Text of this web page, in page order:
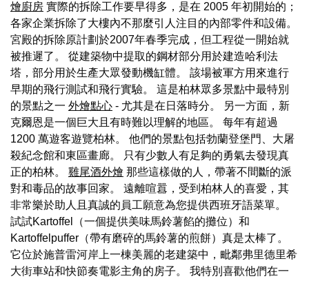
燴廚房 實際的拆除工作要早得多，是在 2005 年初開始的；
各家企業拆除了大樓內不那麼引人注目的內部零件和設備。
宮殿的拆除原計劃於2007年春季完成，但工程從一開始就
被推遲了。 從建築物中提取的鋼材部分用於建造哈利法
塔，部分用於生產大眾發動機缸體。 該場被軍方用來進行
早期的飛行測試和飛行實驗。 這是柏林眾多景點中最特別
的景點之一 外燴點心 - 尤其是在日落時分。 另一方面，新
克爾恩是一個巨大且有時難以理解的地區。 每年有超過
1200 萬遊客遊覽柏林。 他們的景點包括勃蘭登堡門、大屠
殺紀念館和東區畫廊。 只有少數人有足夠的勇氣去發現真
正的柏林。 雞尾酒外燴 那些這樣做的人，帶著不間斷的派
對和毒品的故事回家。 遠離喧囂，受到柏林人的喜愛，其
非常樂於助人且真誠的員工願意為您提供西班牙語菜單。
試試Kartoffel（一個提供美味馬鈴薯餡的攤位）和
Kartoffelpuffer（帶有磨碎的馬鈴薯的煎餅）真是太棒了。
它位於施普雷河岸上一棟美麗的老建築中，毗鄰弗里德里希
大街車站和快節奏電影主角的房子。 我特別喜歡他們在一